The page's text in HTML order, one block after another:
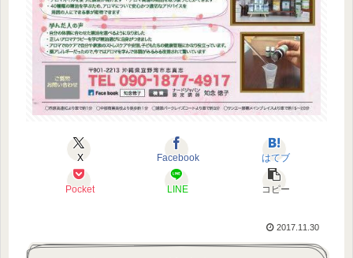
X Facebook はてブ
Pocket LINE コピー
2017.11.30